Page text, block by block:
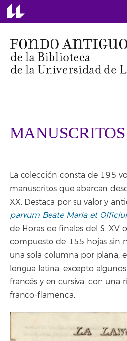
MANUSCRITOS
La colección consta de 195
manuscritos que abarcan
XX. Destaca por su valor y
parvum Beate Maria et
de Horas de finales del S. XV
compuesto de 155 hojas sin
una sola columna por plana,
lengua latina, excepto
francés y en cursiva, con una
franco-flamenca.